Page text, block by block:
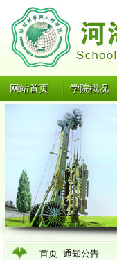
网站首页 学院概况
首页 通知公告